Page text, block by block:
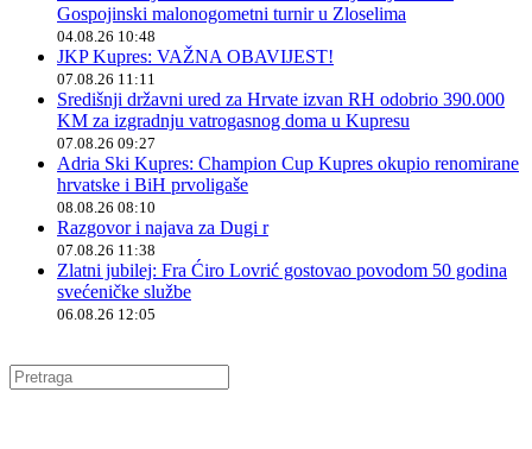
Gospojinski malonogometni turnir u Zloselima
04.08.26 10:48
JKP Kupres: VAŽNA OBAVIJEST!
07.08.26 11:11
Središnji državni ured za Hrvate izvan RH odobrio 390.000
KM za izgradnju vatrogasnog doma u Kupresu
07.08.26 09:27
Adria Ski Kupres: Champion Cup Kupres okupio renomirane
hrvatske i BiH prvoligaše
08.08.26 08:10
Razgovor i najava za Dugi r
07.08.26 11:38
Zlatni jubilej: Fra Ćiro Lovrić gostovao povodom 50 godina
svećeničke službe
06.08.26 12:05